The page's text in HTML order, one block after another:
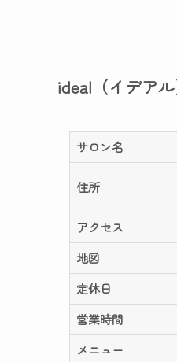
ideal（イデア
サロン名
住所
アクセス
地図
定休日
営業時間
メニュー